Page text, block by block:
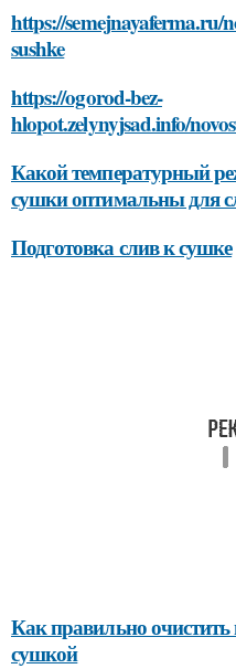
https://semejnayaferma.ru/
sushke
https://ogorod-bez-
hlopot.zelynyjsad.info/
Какой температурный
сушки оптимальны для
Подготовка слив к сушке
Как правильно
сушкой